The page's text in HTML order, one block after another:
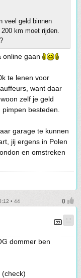
veel geld binnen
km moet rijden.
online gaan
te lenen voor
want daar
zelf je geld
besteden.
garage te kunnen
jij ergens in Polen
en omstreken
• 44
dommer ben